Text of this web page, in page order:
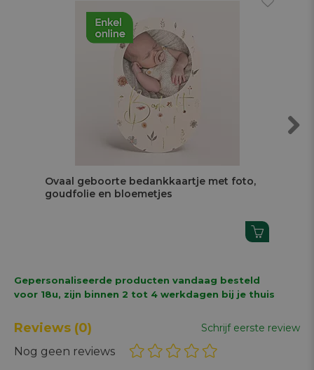
Ovaal geboorte bedankkaartje met foto,
goudfolie en bloemetjes
Gepersonaliseerde producten vandaag besteld
voor 18u, zijn binnen 2 tot 4 werkdagen bij je thuis
Reviews (0) Schrijf eerste review
Nog geen reviews